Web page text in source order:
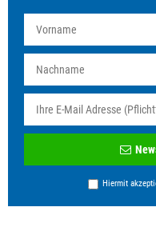
Hiermit